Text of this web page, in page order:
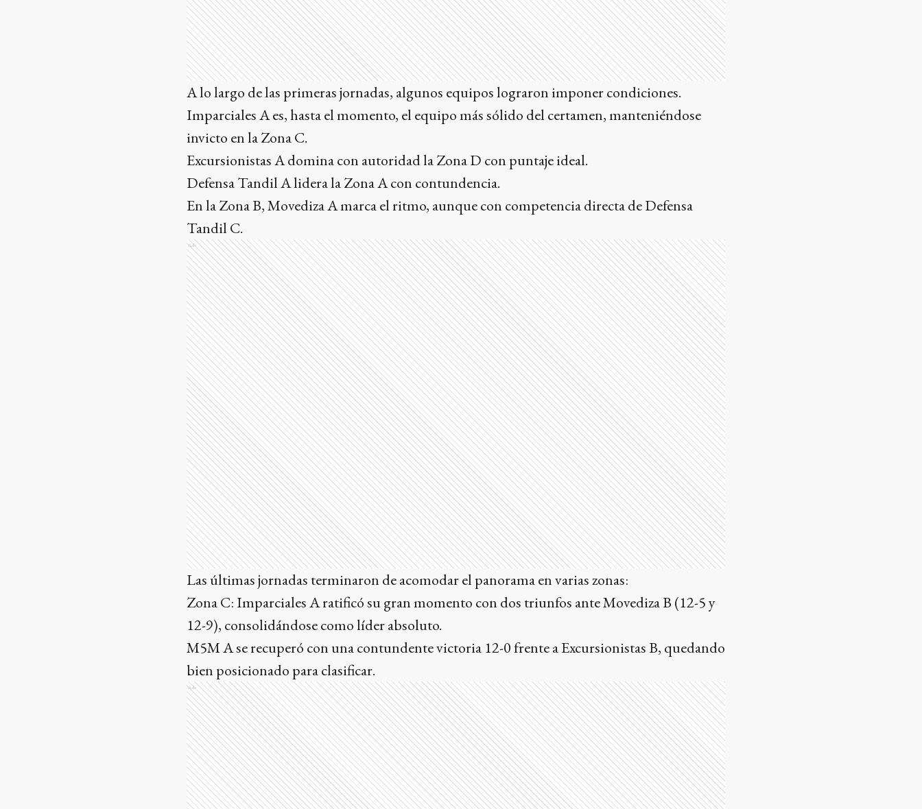
A lo largo de las primeras jornadas, algunos equipos lograron imponer condiciones.
Imparciales A es, hasta el momento, el equipo más sólido del certamen, manteniéndose
invicto en la Zona C.
Excursionistas A domina con autoridad la Zona D con puntaje ideal.
Defensa Tandil A lidera la Zona A con contundencia.
En la Zona B, Movediza A marca el ritmo, aunque con competencia directa de Defensa
Tandil C.
Ads
Las últimas jornadas terminaron de acomodar el panorama en varias zonas:
Zona C: Imparciales A ratificó su gran momento con dos triunfos ante Movediza B (12-5 y
12-9), consolidándose como líder absoluto.
M5M A se recuperó con una contundente victoria 12-0 frente a Excursionistas B, quedando
bien posicionado para clasificar.
Ads